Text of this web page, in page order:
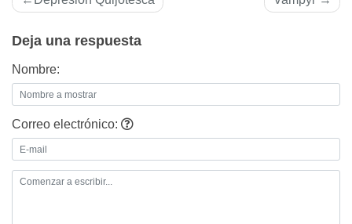
entradas
Deja una respuesta
Nombre:
Correo electrónico: